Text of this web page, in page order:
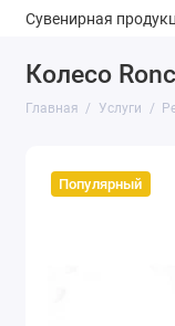
Сувенирная
Колесо
Главная Услуги
Популярный